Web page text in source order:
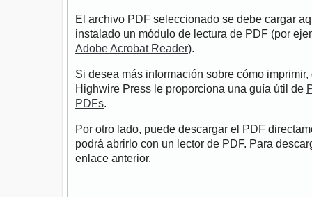
El archivo PDF seleccionado se debe cargar
instalado un módulo de lectura de PDF (por
Adobe Acrobat Reader).
Si desea más información sobre cómo
Highwire Press le proporciona una guía útil de
PDFs.
Por otro lado, puede descargar el PDF
podrá abrirlo con un lector de PDF. Para
enlace anterior.